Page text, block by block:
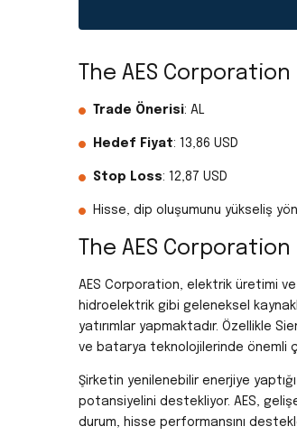
The AES
Trade Önerisi: AL
Hedef Fiyat: 13,86 USD
Stop Loss: 12,87 USD
Hisse, dip oluşumunu yükseliş
The AES Corporation
AES Corporation, elektrik üretimi
hidroelektrik gibi geleneksel
yatırımlar yapmaktadır. Özellikle
ve batarya teknolojilerinde önemli
Şirketin yenilenebilir enerjiye
potansiyelini destekliyor. AES,
durum, hisse performansını